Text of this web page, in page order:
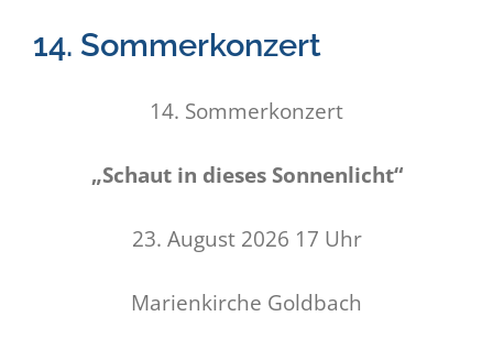
14. Sommerkonzert
14. Sommerkonzert
„Schaut in dieses Sonnenlicht“
23. August 2026 17 Uhr
Marienkirche Goldbach